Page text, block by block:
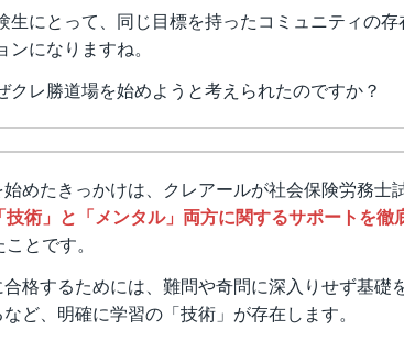
生にとって、同じ目標を持ったコミュニティの
ンになりますね。
クレ勝道場を始めようと考えられたのですか？
めたきっかけは、クレアールが社会保険労務士
「技術」と「メンタル」両方に関するサポートを徹
とです。
格するためには、難問や奇問に深入りせず基礎
ど、明確に学習の「技術」が存在します。